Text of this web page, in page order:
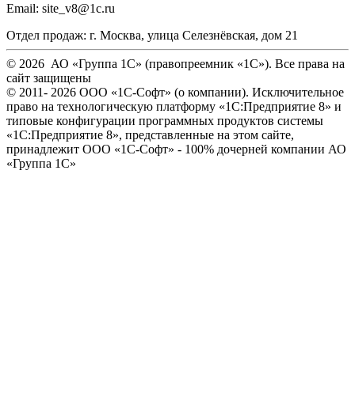
Email: site_v8@1c.ru
Отдел продаж: г. Москва, улица Селезнёвская, дом 21
© 2026 АО «Группа 1С» (правопреемник «1С»). Все права на
сайт защищены
© 2011- 2026 ООО «1С-Софт» (о компании). Исключительное
право на технологическую платформу «1С:Предприятие 8» и
типовые конфигурации программных продуктов системы
«1С:Предприятие 8», представленные на этом сайте,
принадлежит ООО «1С-Софт» - 100% дочерней компании АО
«Группа 1С»